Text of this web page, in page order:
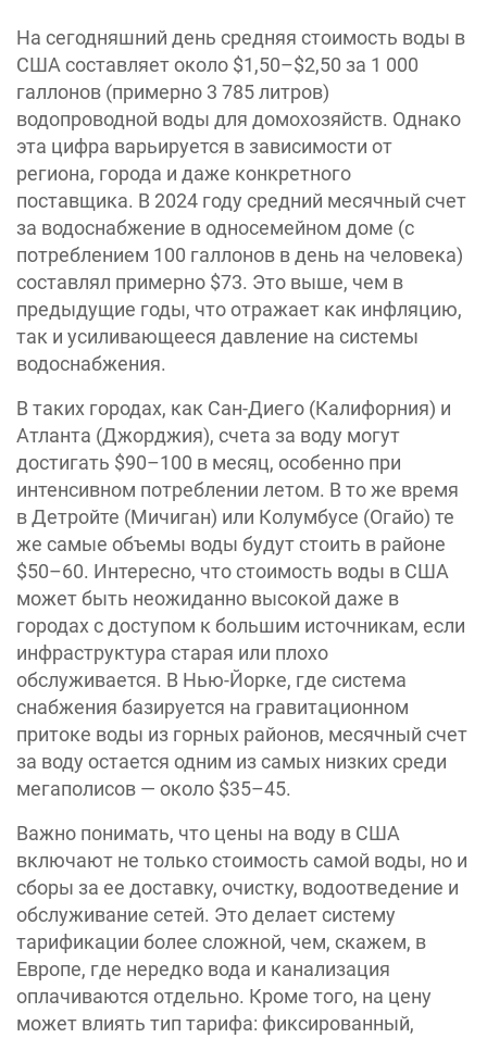
На сегодняшний день средняя стоимость воды в
США составляет около $1,50–$2,50 за 1 000
галлонов (примерно 3 785 литров)
водопроводной воды для домохозяйств. Однако
эта цифра варьируется в зависимости от
региона, города и даже конкретного
поставщика. В 2024 году средний месячный счет
за водоснабжение в односемейном доме (с
потреблением 100 галлонов в день на человека)
составлял примерно $73. Это выше, чем в
предыдущие годы, что отражает как инфляцию,
так и усиливающееся давление на системы
водоснабжения.
В таких городах, как Сан-Диего (Калифорния) и
Атланта (Джорджия), счета за воду могут
достигать $90–100 в месяц, особенно при
интенсивном потреблении летом. В то же время
в Детройте (Мичиган) или Колумбусе (Огайо) те
же самые объемы воды будут стоить в районе
$50–60. Интересно, что стоимость воды в США
может быть неожиданно высокой даже в
городах с доступом к большим источникам, если
инфраструктура старая или плохо
обслуживается. В Нью-Йорке, где система
снабжения базируется на гравитационном
притоке воды из горных районов, месячный счет
за воду остается одним из самых низких среди
мегаполисов — около $35–45.
Важно понимать, что цены на воду в США
включают не только стоимость самой воды, но и
сборы за ее доставку, очистку, водоотведение и
обслуживание сетей. Это делает систему
тарификации более сложной, чем, скажем, в
Европе, где нередко вода и канализация
оплачиваются отдельно. Кроме того, на цену
может влиять тип тарифа: фиксированный,